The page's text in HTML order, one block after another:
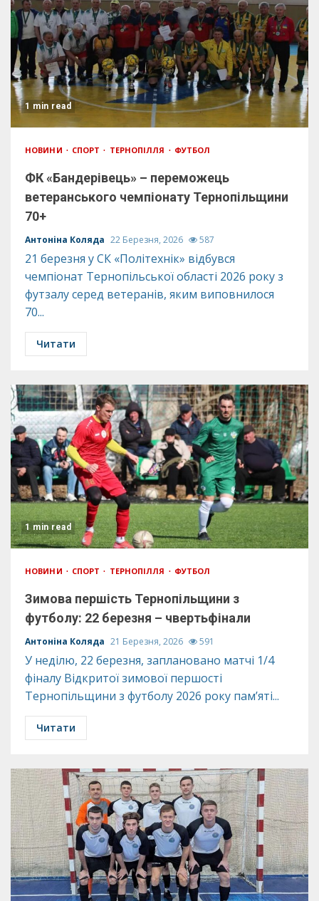
1 min read
НОВИНИ СПОРТ ТЕРНОПІЛЛЯ ФУТБОЛ
ФК «Бандерівець» – переможець
ветеранського чемпіонату Тернопільщини
70+
Антоніна Коляда 22 Березня, 2026 587
21 березня у СК «Політехнік» відбувся
чемпіонат Тернопільської області 2026 року з
футзалу серед ветеранів, яким виповнилося
70...
Читати
1 min read
НОВИНИ СПОРТ ТЕРНОПІЛЛЯ ФУТБОЛ
Зимова першість Тернопільщини з
футболу: 22 березня – чвертьфінали
Антоніна Коляда 21 Березня, 2026 591
У неділю, 22 березня, заплановано матчі 1/4
фіналу Відкритої зимової першості
Тернопільщини з футболу 2026 року пам’яті...
Читати